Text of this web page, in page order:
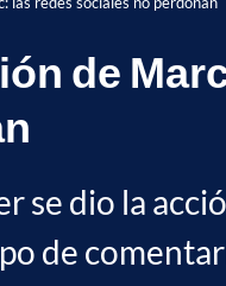
de
dio la
de